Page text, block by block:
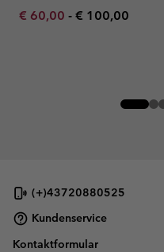
Minimum sale price:
€ 60,00 - Maximum price:
€ 100,00
(+)43720880525
Kundenservice
Kontaktformular